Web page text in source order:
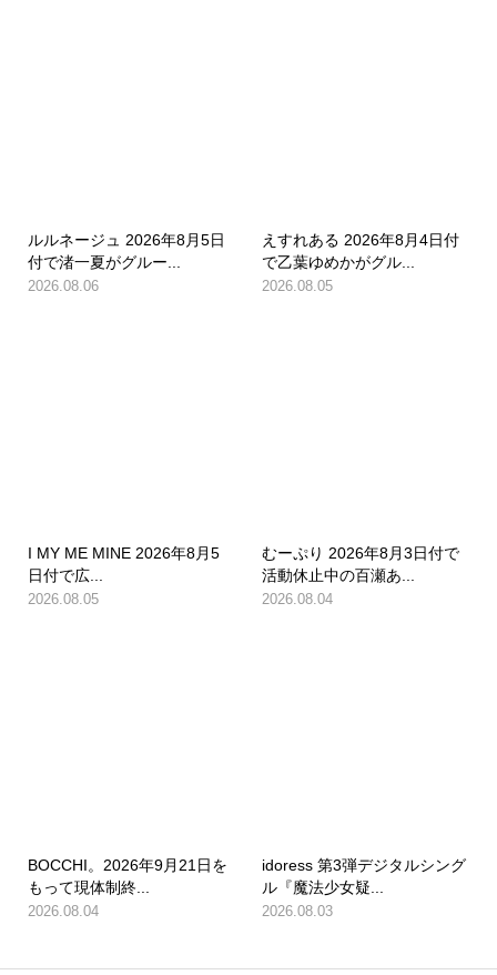
ルルネージュ 2026年8月5日
付で渚一夏がグルー...
2026.08.06
えすれある 2026年8月4日付
で乙葉ゆめかがグル...
2026.08.05
I MY ME MINE 2026年8月5
日付で広...
2026.08.05
むーぷり 2026年8月3日付で
活動休止中の百瀬あ...
2026.08.04
BOCCHI。2026年9月21日を
もって現体制終...
2026.08.04
idoress 第3弾デジタルシング
ル『魔法少女疑...
2026.08.03